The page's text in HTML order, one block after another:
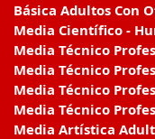
Básica Adultos Con
Media Científico -
Media Técnico
Media Técnico
Media Técnico
Media Técnico
Media Artística